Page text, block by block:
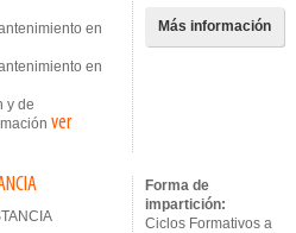
en
en
y de
ver
Más información
Forma de
impartición:
Ciclos Formativos a